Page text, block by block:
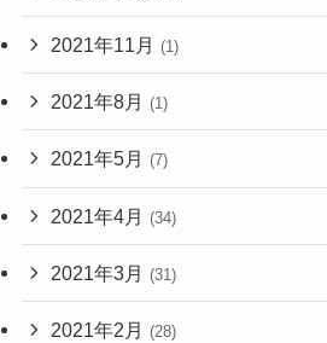
2021年11月 (1)
2021年8月 (1)
2021年5月 (7)
2021年4月 (34)
2021年3月 (31)
2021年2月 (28)